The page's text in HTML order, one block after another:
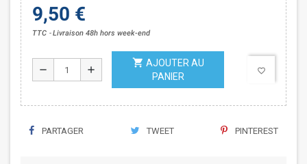
9,50 €
TTC Livraison 48h hors week-end
remove add
shopping_cart AJOUTER AU
PANIER
favorite_border
PARTAGER TWEET PINTEREST